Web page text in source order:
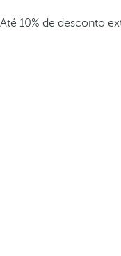
Até 10% de desconto